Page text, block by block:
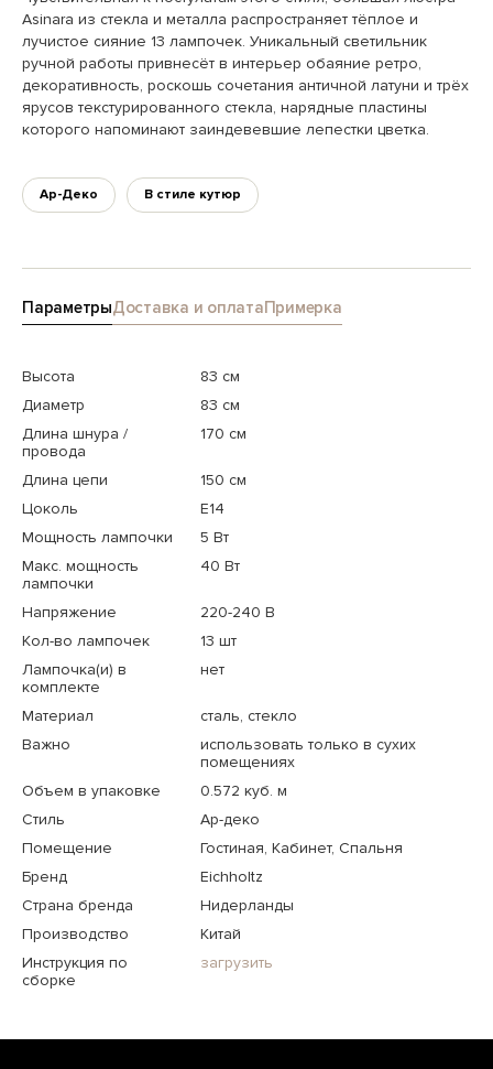
Asinara из стекла и металла распространяет тёплое и
лучистое сияние 13 лампочек. Уникальный светильник
ручной работы привнесёт в интерьер обаяние ретро,
декоративность, роскошь сочетания античной латуни и трёх
ярусов текстурированного стекла, нарядные пластины
которого напоминают заиндевевшие лепестки цветка.
Ар-Деко В стиле кутюр
ПараметрыДоставка и оплатаПримерка
Высота
83 см
Диаметр
83 см
Длина шнура /
провода
170 см
Длина цепи
150 см
Цоколь
E14
Мощность лампочки
5 Вт
Макс. мощность
лампочки
40 Вт
Напряжение
220-240 В
Кол-во лампочек
13 шт
Лампочка(и) в
комплекте
нет
Материал
сталь, стекло
Важно
использовать только в сухих
помещениях
Объем в упаковке
0.572 куб. м
Стиль
Ар-деко
Помещение
Гостиная, Кабинет, Спальня
Бренд
Eichholtz
Страна бренда
Нидерланды
Производство
Китай
Инструкция по
сборке
загрузить